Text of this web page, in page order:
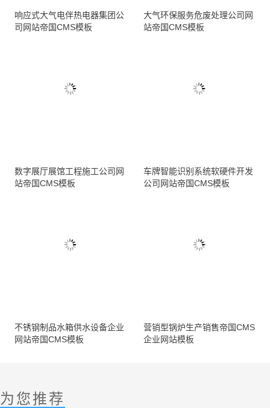
响应式大气电伴热电器集团公
司网站帝国CMS模板
大气环保服务危废处理公司网
站帝国CMS模板
数字展厅展馆工程施工公司网
站帝国CMS模板
车牌智能识别系统软硬件开发
公司网站帝国CMS模板
不锈钢制品水箱供水设备企业
网站帝国CMS模板
营销型锅炉生产销售帝国CMS
企业网站模板
为您推荐